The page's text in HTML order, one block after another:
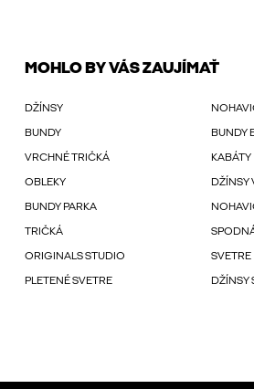
MOHLO BY VÁS ZAUJÍMAŤ
DŽÍNSY
BUNDY BUNDY
VRCHNÉ TRIČKÁ KABÁTY
OBLEKY DŽÍNSY
BUNDY PARKA
TRIČKÁ
ORIGINALS STUDIO SVETRE
PLETENÉ SVETRE DŽÍNSY